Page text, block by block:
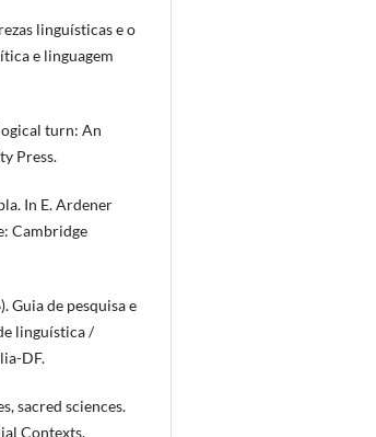
linguísticas e o
e linguagem
turn: An
Press.
In E. Ardener
Cambridge
de pesquisa e
linguística /
DF.
sacred sciences.
Contexts.